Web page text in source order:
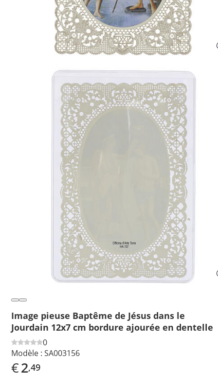
Image pieuse Baptême de Jésus dans le
Jourdain 12x7 cm bordure ajourée en dentelle
0
Modèle : SA003156
€2,49